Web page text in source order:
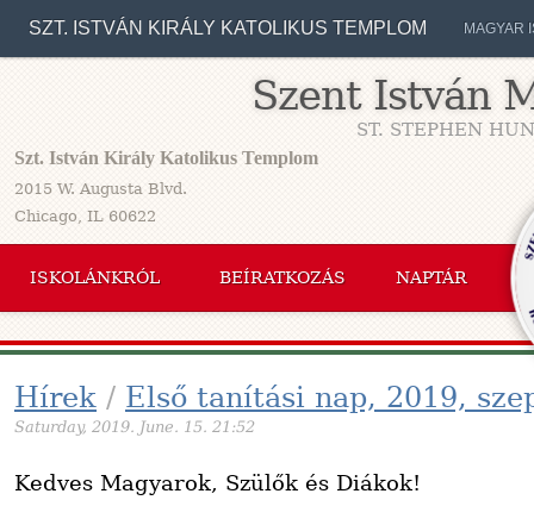
SZT. ISTVÁN KIRÁLY KATOLIKUS TEMPLOM MAGYAR
Szent István
ST. STEPHEN
Szt. István Király Katolikus Templom
2015 W. Augusta Blvd.
Chicago, IL 60622
ISKOLÁNKRÓL BEÍRATKOZÁS NAPTÁR
Hírek / Első tanítási nap, 2019,
Saturday, 2019. June. 15. 21:52
Kedves Magyarok, Szülők és Diákok!